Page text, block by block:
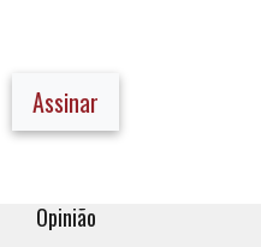
Assinar
Opinião